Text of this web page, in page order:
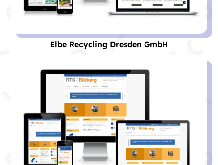
Elbe Recycling Dresden GmbH